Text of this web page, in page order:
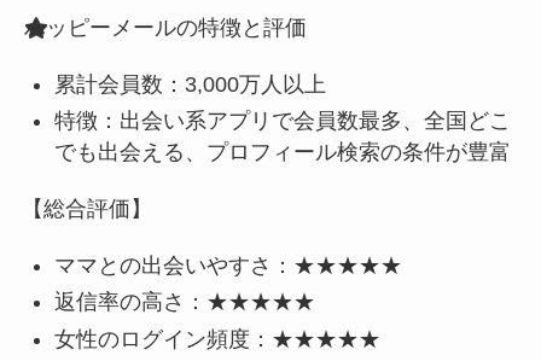
ハッピーメールの特徴と評価
累計会員数：3,000万人以上
特徴：出会い系アプリで会員数最多、全国どこ
でも出会える、プロフィール検索の条件が豊富
【総合評価】
ママとの出会いやすさ：★★★★★
返信率の高さ：★★★★★
女性のログイン頻度：★★★★★